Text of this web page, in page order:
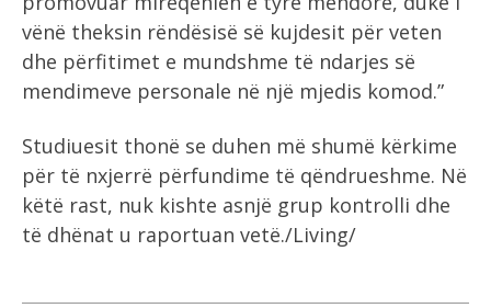
vënë theksin rëndësisë së kujdesit për veten
dhe përfitimet e mundshme të ndarjes së
mendimeve personale në një mjedis komod.”
Studiuesit thonë se duhen më shumë kërkime
për të nxjerrë përfundime të qëndrueshme. Në
këtë rast, nuk kishte asnjë grup kontrolli dhe
të dhënat u raportuan vetë./Living/